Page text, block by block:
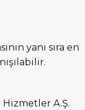
yanı sıra en
A.Ş.